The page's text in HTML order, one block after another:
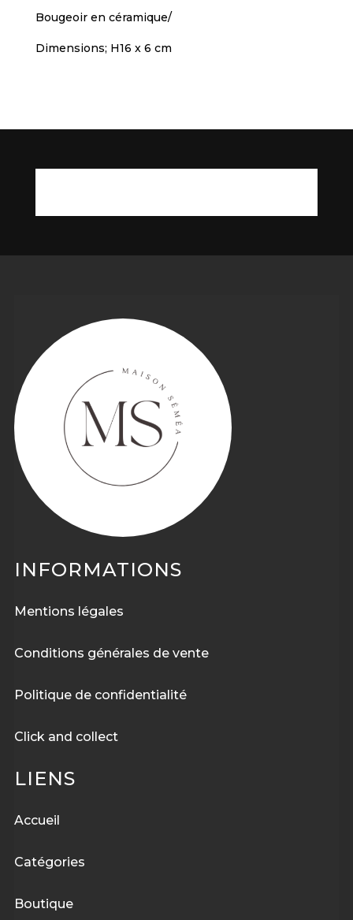
Bougeoir en céramique/
Dimensions; H16 x 6 cm
INFORMATIONS
Mentions légales
Conditions générales de vente
Politique de confidentialité
Click and collect
LIENS
Accueil
Catégories
Boutique